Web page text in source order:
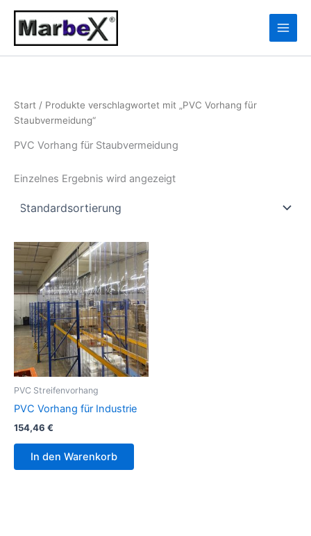
Zum
Inhalt
springen
Start / Produkte verschlagwortet mit „PVC Vorhang für
Staubvermeidung“
PVC Vorhang für Staubvermeidung
Einzelnes Ergebnis wird angezeigt
PVC Streifenvorhang
PVC Vorhang für Industrie
154,46 €
In den Warenkorb